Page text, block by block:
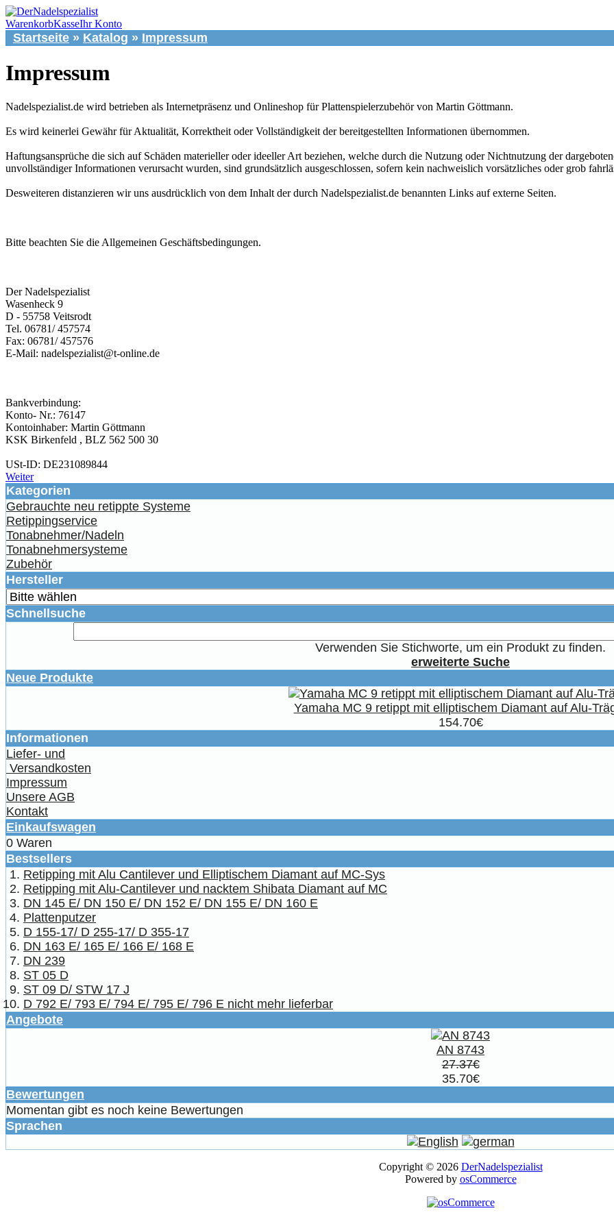
WarenkorbKasseIhr Konto
Startseite » Katalog » Impressum
Impressum
Nadelspezialist.de wird betrieben als Internetpräsenz und Onlineshop für Plattenspielerzubehör von Martin Göttmann.
Es wird keinerlei Gewähr für Aktualität, Korrektheit oder Vollständigkeit der bereitgestellten Informationen übernommen.
Haftungsansprüche die sich auf Schäden materieller oder ideeller Art beziehen, welche durch die Nutzung oder Nichtnutzung der
unvollständiger Informationen verursacht wurden, sind grundsätzlich ausgeschlossen, sofern kein nachweislich vorsätzliches oder grob
Desweiteren distanzieren wir uns ausdrücklich von dem Inhalt der durch Nadelspezialist.de benannten Links auf externe Seiten.
Bitte beachten Sie die Allgemeinen Geschäftsbedingungen.
Der Nadelspezialist
Wasenheck 9
D - 55758 Veitsrodt
Tel. 06781/ 457574
Fax: 06781/ 457576
E-Mail: nadelspezialist@t-online.de
Bankverbindung:
Konto- Nr.: 76147
Kontoinhaber: Martin Göttmann
KSK Birkenfeld , BLZ 562 500 30
USt-ID: DE231089844
Weiter
Kategorien
Gebrauchte neu retippte Systeme
Retippingservice
Tonabnehmer/Nadeln
Tonabnehmersysteme
Zubehör
Hersteller
Schnellsuche
Verwenden Sie Stichworte, um ein Produkt zu finden.
erweiterte Suche
Neue Produkte
Yamaha MC 9 retippt mit elliptischem Diamant auf Alu-
154.70€
Informationen
Liefer- und
Versandkosten
Impressum
Unsere AGB
Kontakt
Einkaufswagen
0 Waren
Bestsellers
Retipping mit Alu Cantilever und Elliptischem Diamant auf MC-Sys
Retipping mit Alu-Cantilever und nacktem Shibata Diamant auf MC
DN 145 E/ DN 150 E/ DN 152 E/ DN 155 E/ DN 160 E
Plattenputzer
D 155-17/ D 255-17/ D 355-17
DN 163 E/ 165 E/ 166 E/ 168 E
DN 239
ST 05 D
ST 09 D/ STW 17 J
D 792 E/ 793 E/ 794 E/ 795 E/ 796 E nicht mehr lieferbar
Angebote
AN 8743
27.37€
35.70€
Bewertungen
Momentan gibt es noch keine Bewertungen
Sprachen
Copyright © 2026 DerNadelspezialist
Powered by osCommerce